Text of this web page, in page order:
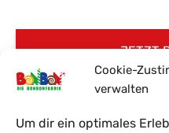
Cookie-
verwalten
Um dir ein optimales
JETZT